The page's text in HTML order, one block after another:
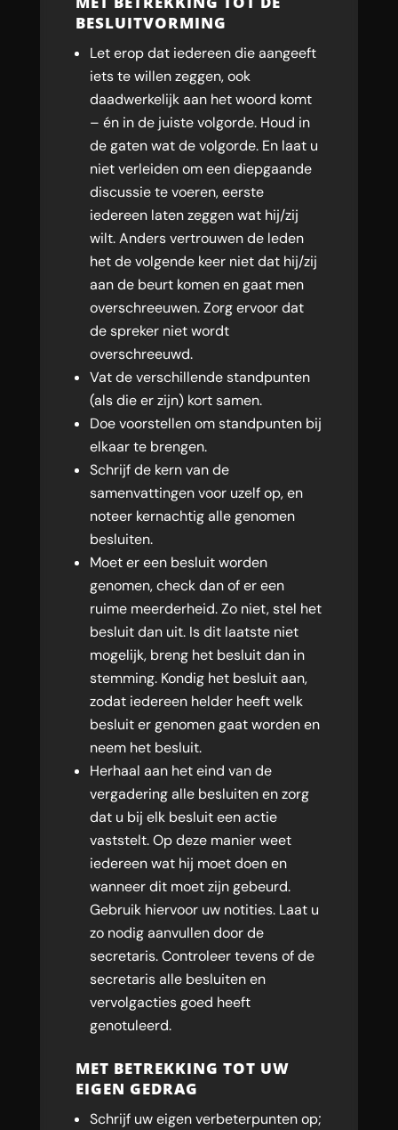
BESLUITVORMING
Let erop dat iedereen die aangeeft
iets te willen zeggen, ook
daadwerkelijk aan het woord komt
– én in de juiste volgorde. Houd in
de gaten wat de volgorde. En laat u
niet verleiden om een diepgaande
discussie te voeren, eerste
iedereen laten zeggen wat hij/zij
wilt. Anders vertrouwen de leden
het de volgende keer niet dat hij/zij
aan de beurt komen en gaat men
overschreeuwen. Zorg ervoor dat
de spreker niet wordt
overschreeuwd.
Vat de verschillende standpunten
(als die er zijn) kort samen.
Doe voorstellen om standpunten bij
elkaar te brengen.
Schrijf de kern van de
samenvattingen voor uzelf op, en
noteer kernachtig alle genomen
besluiten.
Moet er een besluit worden
genomen, check dan of er een
ruime meerderheid. Zo niet, stel het
besluit dan uit. Is dit laatste niet
mogelijk, breng het besluit dan in
stemming. Kondig het besluit aan,
zodat iedereen helder heeft welk
besluit er genomen gaat worden en
neem het besluit.
Herhaal aan het eind van de
vergadering alle besluiten en zorg
dat u bij elk besluit een actie
vaststelt. Op deze manier weet
iedereen wat hij moet doen en
wanneer dit moet zijn gebeurd.
Gebruik hiervoor uw notities. Laat u
zo nodig aanvullen door de
secretaris. Controleer tevens of de
secretaris alle besluiten en
vervolgacties goed heeft
genotuleerd.
MET BETREKKING TOT UW
EIGEN GEDRAG
Schrijf uw eigen verbeterpunten op;